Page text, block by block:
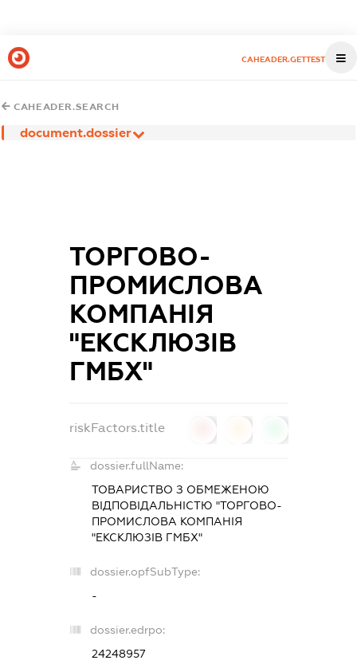
CAHEADER.GETTEST
CAHEADER.SEARCH
document.dossier
ТОРГОВО-
ПРОМИСЛОВА
КОМПАНІЯ
"ЕКСКЛЮЗІВ
ГМБХ"
riskFactors.title
dossier.fullName:
ТОВАРИСТВО З ОБМЕЖЕНОЮ
ВІДПОВІДАЛЬНІСТЮ "ТОРГОВО-
ПРОМИСЛОВА КОМПАНІЯ
"ЕКСКЛЮЗІВ ГМБХ"
dossier.opfSubType:
-
dossier.edrpo:
24248957